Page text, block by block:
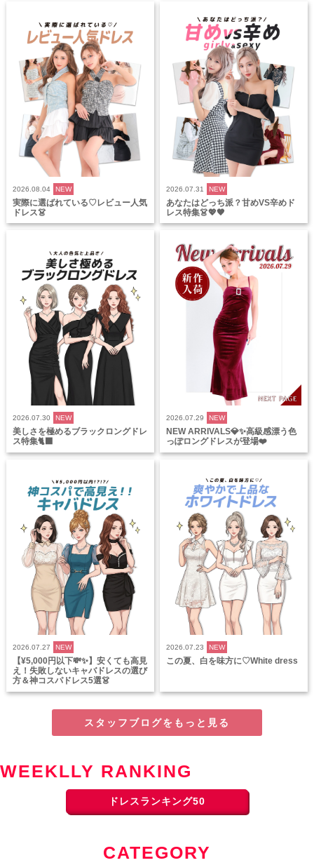
2026.08.04 NEW
実際に選ばれている♡レビュー人気
ドレス👗
2026.07.31 NEW
あなたはどっち派？甘めVS辛めド
レス特集👗💖🖤
2026.07.30 NEW
美しさを極めるブラックロングドレ
ス特集🐈‍⬛
2026.07.29 NEW
NEW ARRIVALS💎✨高級感漂う色
っぽロングドレスが登場❤️
2026.07.27 NEW
【¥5,000円以下💸✨】安くても高見
え！失敗しないキャバドレスの選び
方＆神コスパドレス5選👗
2026.07.23 NEW
この夏、白を味方に♡White dress
スタッフブログをもっと見る
WEEKLLY RANKING
ドレスランキング50
CATEGORY